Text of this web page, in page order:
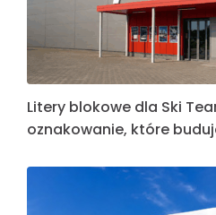
Litery blokowe dla Ski
oznakowanie, które